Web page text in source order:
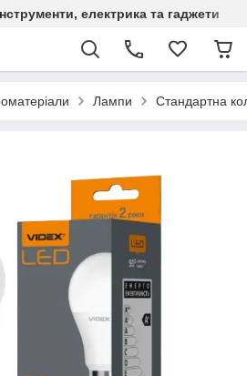
електрика та гаджети
Лампи Стандартна